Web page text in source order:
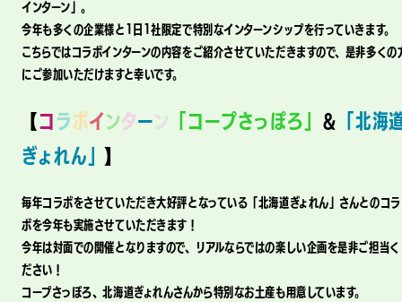
インターン」。
今年も多くの企業様と1日1社限定で特別なインターンシップを行っていきます。
こちらではコラボインターンの内容をご紹介させていただきますので、是非多くの
にご参加いただけますと幸いです。
【コ ラボインター 「コープさっぽろ」 ＆
「北海
ぎょれん」 】
毎年コラボをさせていただき大好評となっている「北海道ぎょれん」さんとのコラ
ボを今年も実施させていただきます！
今年は対面での開催となりますので、リアルならではの楽しい企画を是非ご担当く
ださい！
コープさっぽろ、北海道ぎょれんさんから特別なお土産も用意しています。